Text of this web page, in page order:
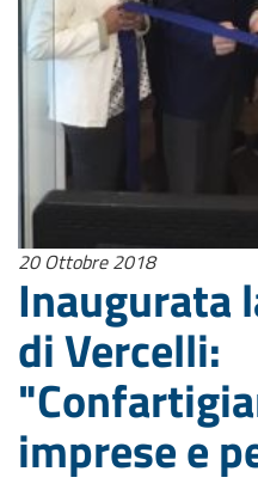
20 Ottobre 2018
Inaugurata
di Vercelli:
imprese e